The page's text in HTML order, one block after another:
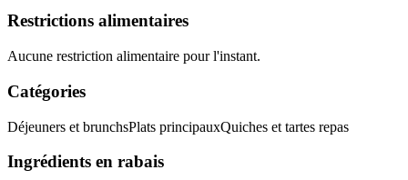
Restrictions alimentaires
Aucune restriction alimentaire pour l'instant.
Catégories
Déjeuners et brunchsPlats principauxQuiches et tartes repas
Ingrédients en rabais